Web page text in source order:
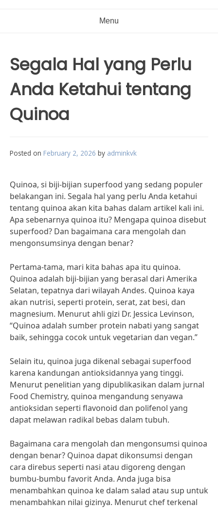
Menu
Segala Hal yang Perlu
Anda Ketahui tentang
Quinoa
Posted on February 2, 2026 by adminkvk
Quinoa, si biji-bijian superfood yang sedang populer
belakangan ini. Segala hal yang perlu Anda ketahui
tentang quinoa akan kita bahas dalam artikel kali ini.
Apa sebenarnya quinoa itu? Mengapa quinoa disebut
superfood? Dan bagaimana cara mengolah dan
mengonsumsinya dengan benar?
Pertama-tama, mari kita bahas apa itu quinoa.
Quinoa adalah biji-bijian yang berasal dari Amerika
Selatan, tepatnya dari wilayah Andes. Quinoa kaya
akan nutrisi, seperti protein, serat, zat besi, dan
magnesium. Menurut ahli gizi Dr. Jessica Levinson,
“Quinoa adalah sumber protein nabati yang sangat
baik, sehingga cocok untuk vegetarian dan vegan.”
Selain itu, quinoa juga dikenal sebagai superfood
karena kandungan antioksidannya yang tinggi.
Menurut penelitian yang dipublikasikan dalam jurnal
Food Chemistry, quinoa mengandung senyawa
antioksidan seperti flavonoid dan polifenol yang
dapat melawan radikal bebas dalam tubuh.
Bagaimana cara mengolah dan mengonsumsi quinoa
dengan benar? Quinoa dapat dikonsumsi dengan
cara direbus seperti nasi atau digoreng dengan
bumbu-bumbu favorit Anda. Anda juga bisa
menambahkan quinoa ke dalam salad atau sup untuk
menambahkan nilai gizinya. Menurut chef terkenal